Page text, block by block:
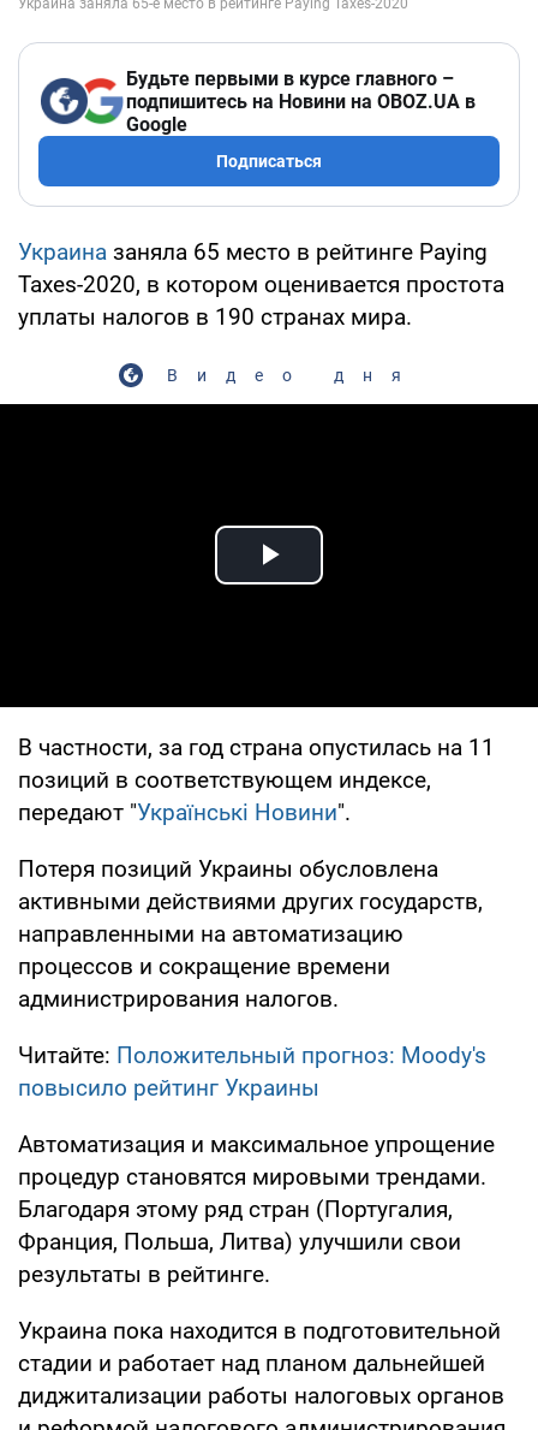
Будьте первыми в курсе главного –
подпишитесь на Новини на OBOZ.UA в
Google
Подписаться
Украина заняла 65 место в рейтинге Paying
Taxes-2020, в котором оценивается простота
уплаты налогов в 190 странах мира.
Видео дня
Play Video
В частности, за год страна опустилась на 11
позиций в соответствующем индексе,
передают "Українські Новини".
Потеря позиций Украины обусловлена
активными действиями других государств,
направленными на автоматизацию
процессов и сокращение времени
администрирования налогов.
Читайте: Положительный прогноз: Moody's
повысило рейтинг Украины
Автоматизация и максимальное упрощение
процедур становятся мировыми трендами.
Благодаря этому ряд стран (Португалия,
Франция, Польша, Литва) улучшили свои
результаты в рейтинге.
Украина пока находится в подготовительной
стадии и работает над планом дальнейшей
диджитализации работы налоговых органов